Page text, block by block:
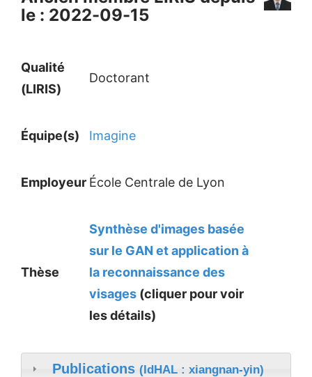
le : 2022-09-15
Qualité
(LIRIS)
Doctorant
Équipe(s) Imagine
Employeur École Centrale de Lyon
Thèse
Synthèse d'images basée
sur le GAN et application à
la reconnaissance des
visages (cliquer pour voir
les détails)
Publications (IdHAL : xiangnan-yin)